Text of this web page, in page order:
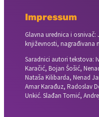
Impressum
Glavna urednica i
književnosti, nagrađivana
Saradnici autori tekstova:
Karačić, Bojan Šošić,
Nataša Kilibarda, Nenad
Amar Karađuz, Radoslav
Unkić. Slađan Tomić,